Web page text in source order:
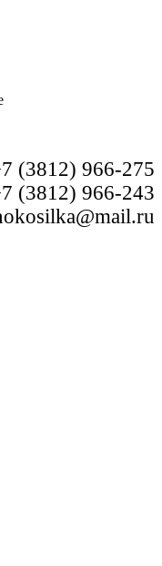
(3812) 966-275
(3812) 966-243